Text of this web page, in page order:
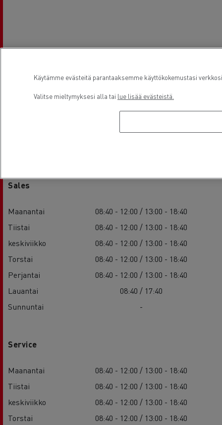
Sales
Maanantai
08:40 - 12:00 / 13:00 - 18:40
Tiistai
08:40 - 12:00 / 13:00 - 18:40
keskiviikko
08:40 - 12:00 / 13:00 - 18:40
Torstai
08:40 - 12:00 / 13:00 - 18:40
Perjantai
08:40 - 12:00 / 13:00 - 18:40
Lauantai
08:40 / 17:40
Sunnuntai
-
Service
Maanantai
08:40 - 12:00 / 13:00 - 18:40
Tiistai
08:40 - 12:00 / 13:00 - 18:40
keskiviikko
08:40 - 12:00 / 13:00 - 18:40
Torstai
08:40 - 12:00 / 13:00 - 18:40
Käytämme evästeitä parantaaksemme käyttökokemustasi
Valitse mieltymyksesi alla tai lue lisää evästeistä.